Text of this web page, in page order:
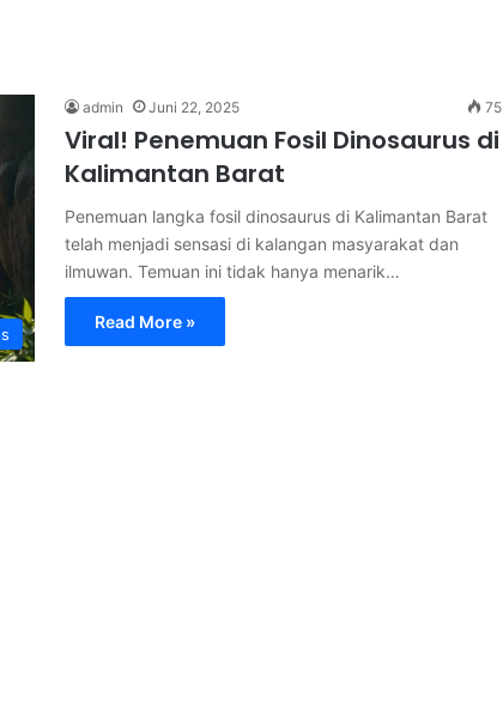
admin Juni 22, 2025 75
Viral! Penemuan Fosil Dinosaurus di
Kalimantan Barat
Penemuan langka fosil dinosaurus di Kalimantan Barat
telah menjadi sensasi di kalangan masyarakat dan
ilmuwan. Temuan ini tidak hanya menarik…
Read More »